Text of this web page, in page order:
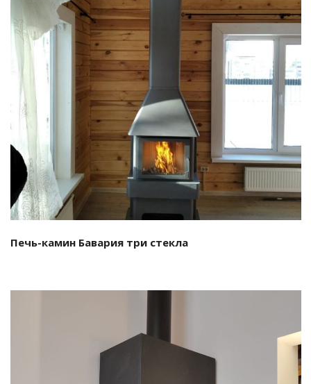
Смотреть проект
Печь-камин Бавария три стекла